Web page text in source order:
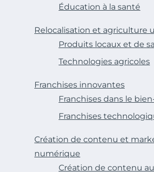
Éducation à la santé
Relocalisation et agriculture
Produits locaux et de
Technologies agricoles
Franchises innovantes
Franchises dans le
Franchises
Création de contenu et
numérique
Création de contenu